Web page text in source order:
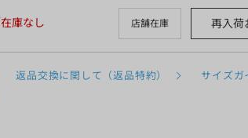
在庫なし 店舗在庫 再入荷
返品交換に関して（返品特約）
サイズガ